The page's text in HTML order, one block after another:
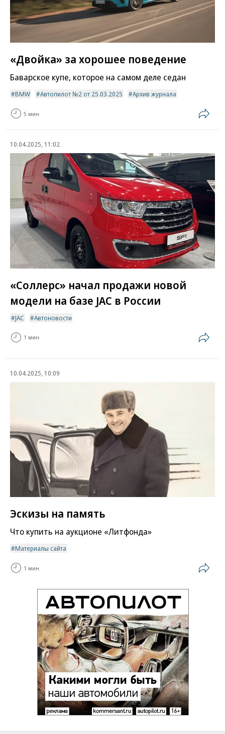
«Двойка» за хорошее поведение
Баварское купе, которое на самом деле седан
BMW Автопилот №2 от 25.03.2025 Архив журнала
5 мин.
10.04.2025, 11:02
«Соллерс» начал продажи новой
модели на базе JAC в России
JAC Автоновости
1 мин.
10.04.2025, 10:09
Эскизы на память
Что купить на аукционе «Литфонда»
Материалы сайта
1 мин.